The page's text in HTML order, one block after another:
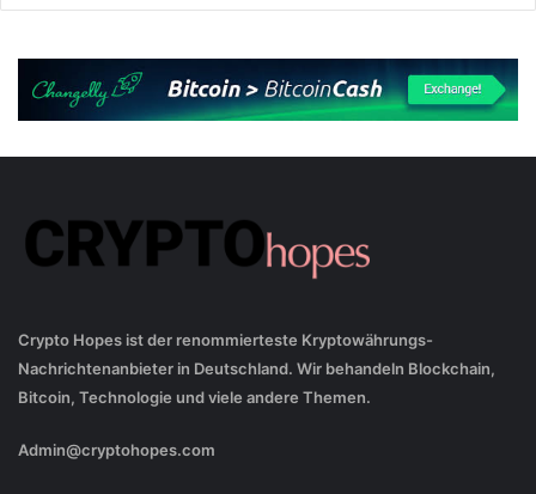
Crypto Hopes ist der renommierteste Kryptowährungs-
Nachrichtenanbieter in Deutschland. Wir behandeln Blockchain,
Bitcoin, Technologie und viele andere Themen.
Admin@cryptohopes.com